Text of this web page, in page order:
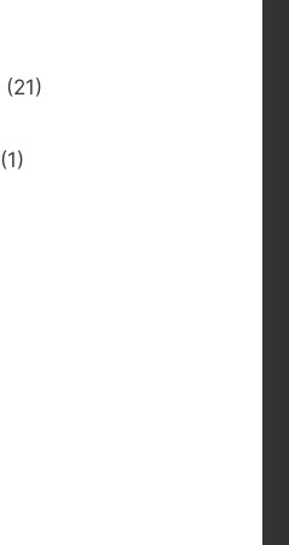
(21)
(1)